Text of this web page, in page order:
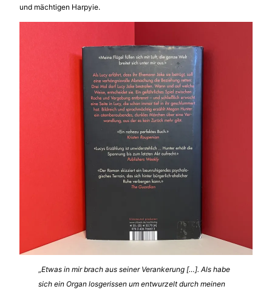
und mächtigen Harpyie.
Etwas in mir brach aus seiner Verankerung […]. Als habe
sich ein Organ losgerissen um entwurzelt durch meinen